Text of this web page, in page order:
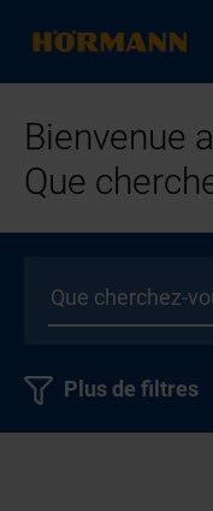
Bienvenue
Que
Plus de filtres